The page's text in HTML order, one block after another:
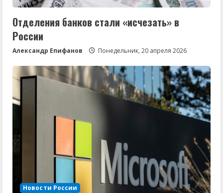
Отделения банков стали «исчезать» в
России
Александр Епифанов Понедельник, 20 апреля 2026
Новости России